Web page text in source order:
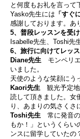
と何度もお礼を言って
Yasko先生には 「すぐ
感謝しております。あ
5、普段レッスンを受
Isabelle先生、Toshi先
6、旅行に向けてレッ
Diane先生 モンペリ
いました。
天使のような笑顔にう
Kaori先生 観光予定地
読して頂きました。女
り、あまりの気さくさ
Toshi先生 常に発音
もか！」というくらい
ンスに留学していたの